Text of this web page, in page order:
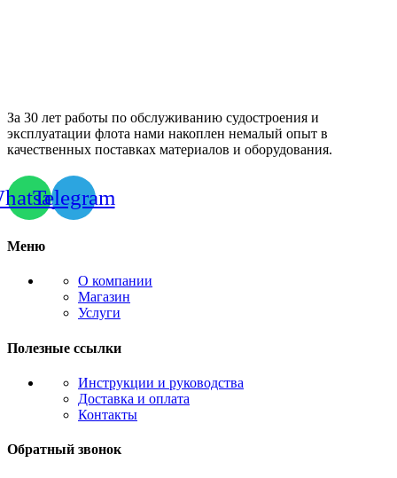
За 30 лет работы по обслуживанию судостроения и
эксплуатации флота нами накоплен немалый опыт в
качественных поставках материалов и оборудования.
Telegram
Меню
О компании
Магазин
Услуги
Полезные ссылки
Инструкции и руководства
Доставка и оплата
Контакты
Обратный звонок